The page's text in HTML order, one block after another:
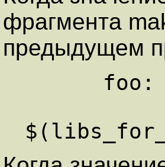
фрагмента
предыдущем